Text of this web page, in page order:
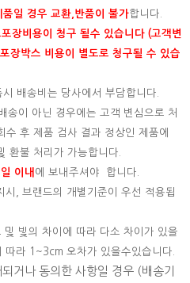
일 경우 교환,반품이 불가합니다.
장비용이 청구 될수 있습니다 (고객변
장박스 비용이 별도로 청구될 수 있습
배송비는 당사에서 부담합니다.
송이 아닌 경우에는 고객 변심으로 처
후 제품 검사 결과 정상인 제품에
환불 처리가 가능합니다.
이내 에 보내주셔야 합니다.
, 브랜드의 개별기준이 우선 적용됩
빛의 차이에 따라 다소 차이가 있을
라 1~3cm 오차가 있을수있습니다.
거나 동의한 사항일 경우 (배송기